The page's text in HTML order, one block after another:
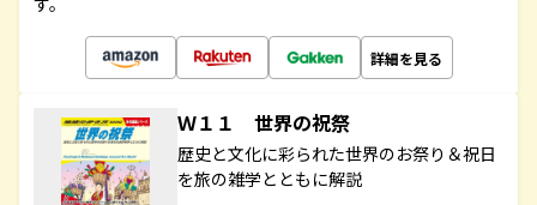
詳細を見る
Ｗ１１ 世界の祝祭
歴史と文化に彩られた世界のお祭り＆祝日
を旅の雑学とともに解説